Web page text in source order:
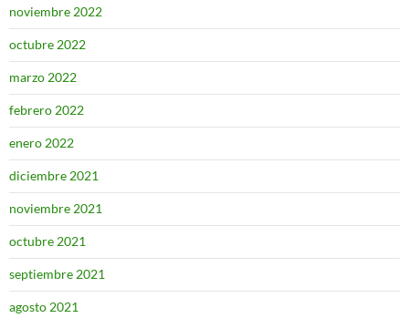
noviembre 2022
octubre 2022
marzo 2022
febrero 2022
enero 2022
diciembre 2021
noviembre 2021
octubre 2021
septiembre 2021
agosto 2021